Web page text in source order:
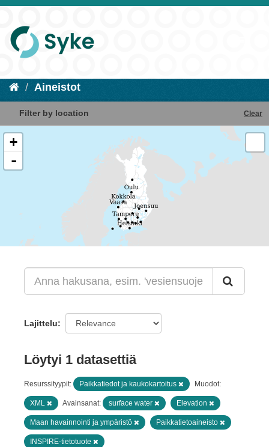
Aineistot
Filter by location Clear
+
-
Lajittelu
Löytyi 1 datasettiä
Resurssityypit: Paikkatiedot ja kaukokartoitus Muodot:
XML Avainsanat: surface water Elevation
Maan havainnointi ja ympäristö Paikkatietoaineisto
INSPIRE-tietotuote